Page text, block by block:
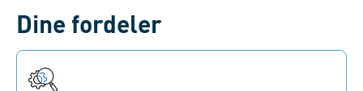
Dine fordeler